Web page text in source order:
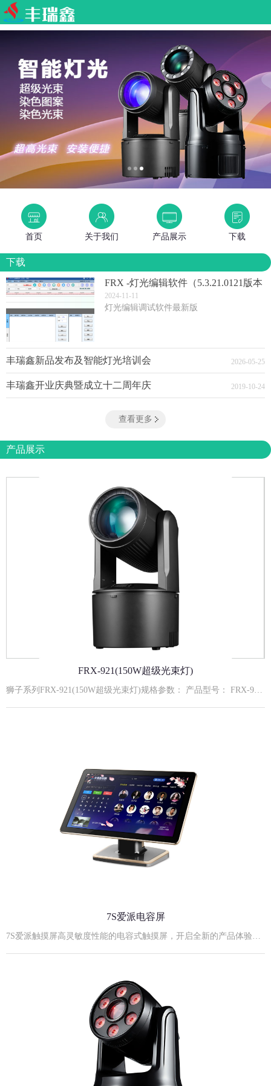
首页 关于我们 产品展示 下载
下载
FRX -灯光编辑软件（5.3.21.0121版本
(3)
灯光编辑调试软件最新版
2024-11-11
丰瑞鑫新品发布及智能灯光培训会 2026-05-25
丰瑞鑫开业庆典暨成立十二周年庆 2019-10-24
查看更多
产品展示
FRX-921(150W超级光束灯)
狮子系列FRX-921(150W超级光束灯)规格参数： 产品型号： FRX-921输入电压： AC110-240V,50/60Hz额定功率： 150W额定寿命： 约50000小时主要功能： 高穿透力光束 ；18蜂窝棱镜旋转效果 ；9+1图案/颜色流畅切换系统光源组成： 150W白光特定灯珠通讯信号： 标准DMX512信号；RJ45接口控制模式： 默认DMX512模式、自走模式、主从模式、声控模式外壳材质： VO级无卤阻燃机身工作环境： 室内使用冷却方式： 强制风冷水平扫描： 水平旋转最大角度540度垂直扫描： 垂直旋转最大角度180度 安装方式： 建议安装方式： 嵌入式安装(加固吊顶结构)嵌入式安装开孔尺寸：φ230×H110mmAddrA001-A512512地址设置CHnd12CH12通道设置SLndAuto主机自走模式Soun主机声控模式dNh控台模式rPANnoX电机正转YESX电机反转rTiLnoY电机正转YESY电机反转SEnS0-99声控灵敏度体调节LEdOFF5秒后灭屏ON屏幕一直开启dISPno显示反向YES显示正向C000温度显示rESTYES复位12通道功能DMX数值描述1X轴0-2552X轴微调0-2553Y轴0-2554Y轴微调0-2555X Y轴速度0-255速度由快到慢6图案白光0-255图案调光从暗到亮7图案频闪0-9无功能10-255同步频闪速度由慢到快（1HZ25HZ）8色盘0--10白光11--21颜色122--32颜色233--43颜色344--54颜色455--65颜色566--76颜色677--127颜色7128-255颜色自走9图案盘0-15过光孔16-23图案124-31图案232-39图案340-47图案447-55图案556-63图案664-127图案7128-255自走10棱镜0-7关闭棱镜8-127打开棱镜128-255棱镜自转由慢到快11宏功能0-49无50-149自走,由快到慢150-255声控12复位0-240无功能241-255复位,5s有效。
7S爱派电容屏